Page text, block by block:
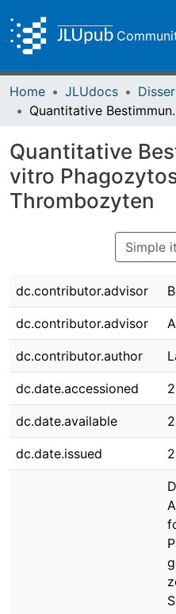
Home JLUdocs
Quantitative
Quantitative
vitro
Thrombozyten
Simple
dc.contributor.advisor
dc.contributor.advisor
dc.contributor.author
dc.date.accessioned
dc.date.available
dc.date.issued